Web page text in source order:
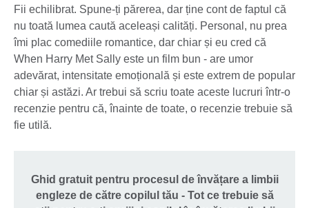
Fii echilibrat. Spune-ți părerea, dar ține cont de faptul că
nu toată lumea caută aceleași calități. Personal, nu prea
îmi plac comediile romantice, dar chiar și eu cred că
When Harry Met Sally este un film bun - are umor
adevărat, intensitate emoțională și este extrem de popular
chiar și astăzi. Ar trebui să scriu toate aceste lucruri într-o
recenzie pentru că, înainte de toate, o recenzie trebuie să
fie utilă.
Ghid gratuit pentru procesul de învățare a limbii
engleze de către copilul tău - Tot ce trebuie să